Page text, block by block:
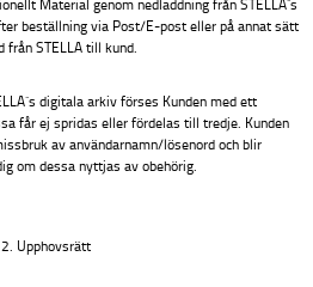
Material genom nedladdning från STELLA´s
beställning via Post/E-post eller på annat sätt
från STELLA till kund.
digitala arkiv förses Kunden med ett
får ej spridas eller fördelas till tredje. Kunden
av användarnamn/lösenord och blir
om dessa nyttjas av obehörig.
2. Upphovsrätt